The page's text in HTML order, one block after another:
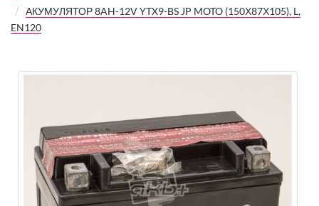
АКУМУЛЯТОР 8AH-12V YTX9-BS JP MOTO (150Х87Х105), L,
EN120